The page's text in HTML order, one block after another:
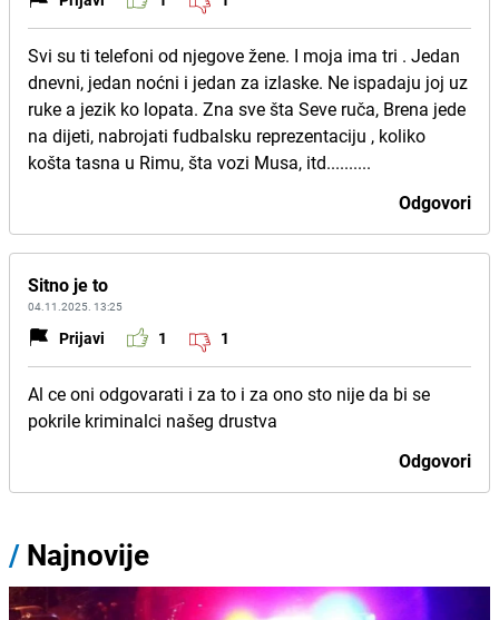
Svi su ti telefoni od njegove žene. I moja ima tri . Jedan
dnevni, jedan noćni i jedan za izlaske. Ne ispadaju joj uz
ruke a jezik ko lopata. Zna sve šta Seve ruča, Brena jede
na dijeti, nabrojati fudbalsku reprezentaciju , koliko
košta tasna u Rimu, šta vozi Musa, itd..........
Odgovori
Sitno je to
04.11.2025. 13:25
Prijavi 1 1
Al ce oni odgovarati i za to i za ono sto nije da bi se
pokrile kriminalci našeg drustva
Odgovori
/ Najnovije